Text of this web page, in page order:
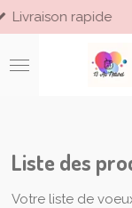
Passer
au
contenu
principal
Liste des
Votre liste de